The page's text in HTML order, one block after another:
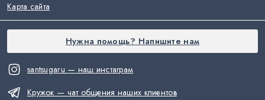
santsugaru — наш инстаграм
Кружок — чат общения наших клиентов
Карта сайта
Нужна помощь? Напишите нам